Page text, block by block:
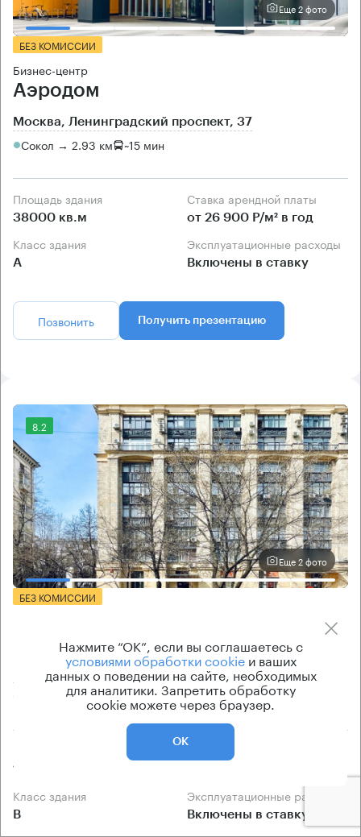
Еще 2 фото
БЕЗ КОМИССИИ
Бизнес-центр
Аэродом
Москва, Ленинградский проспект, 37
Сокол → 2.93 км ~15 мин
Площадь здания
38000 кв.м
Ставка арендной платы
от 26 900 Р/м² в год
Класс здания
А
Эксплуатационные расходы
Включены в ставку
Позвонить Получить презентацию
8.2
Еще 2 фото
БЕЗ КОМИССИИ
Проектный институт
Москва, Волоколамское шоссе, 1 с1
Сокол → 1 км ~10 мин
17000 кв.м
Класс здания
B
Эксплуатационные расходы
Включены в ставку
Нажмите “ОК”, если вы соглашаетесь с
условиями обработки cookieи ваших
данных о поведении на сайте, необходимых
для аналитики. Запретить обработку
cookie можете через браузер.
ОК